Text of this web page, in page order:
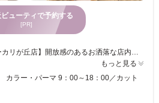
ューティで予約する
[PR]
【HAIR & MAKE EARTH ユーカリが丘店】開放感のあるお洒落な店内で、磨き抜かれた技術が味わえます♪ お客様一人ひとりへの丁寧なカウンセリングが魅力的★ベテランの実力派スタイリスト多数在籍！トレンドをプラスして、セルフスタイリングが楽になる再現性の高いスタイルに♪ 【HAIR & MAKE EARTH ユーカリが丘店】で、キレイへの近道を見つけませんか？
もっと見る
ラー・パーマ 9：00～18：00／カット